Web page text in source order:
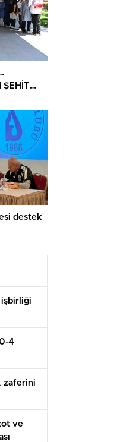
ŞEHİT
destek
işbirliği
4
zaferini
ve